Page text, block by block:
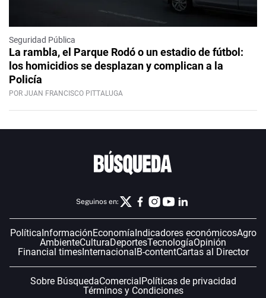
Seguridad Pública
La rambla, el Parque Rodó o un estadio de fútbol:
los homicidios se desplazan y complican a la
Policía
POR JUAN FRANCISCO PITTALUGA
Seguinos en:
Política InformaciónEconomía Indicadores económicosAgro
AmbienteCulturaDeportesTecnologíaOpinión
Financial timesInternacional B-contentCartas al Director
Sobre BúsquedaComercial Políticas de privacidad
Términos y Condiciones